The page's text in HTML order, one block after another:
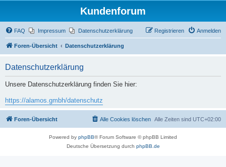
Kundenforum
FAQ Impressum Datenschutzerklärung Anmelden
Registrieren
Foren-Übersicht Datenschutzerklärung
Datenschutzerklärung
Unsere Datenschutzerklärung finden Sie hier:
https://alamos.gmbh/datenschutz
Foren-Übersicht Alle Zeiten sind UTC+02:00
Alle Cookies löschen
Powered by phpBB® Forum Software © phpBB Limited
Deutsche Übersetzung durch phpBB.de